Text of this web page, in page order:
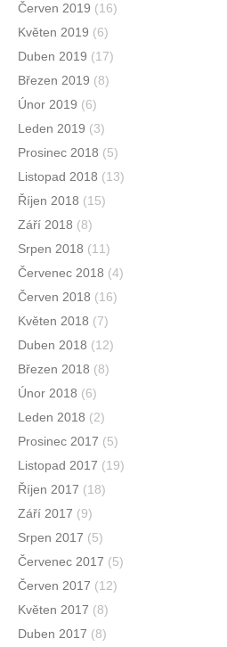
Červen 2019 (16)
Květen 2019 (6)
Duben 2019 (17)
Březen 2019 (8)
Únor 2019 (6)
Leden 2019 (3)
Prosinec 2018 (5)
Listopad 2018 (13)
Říjen 2018 (15)
Září 2018 (8)
Srpen 2018 (11)
Červenec 2018 (4)
Červen 2018 (16)
Květen 2018 (7)
Duben 2018 (12)
Březen 2018 (8)
Únor 2018 (6)
Leden 2018 (2)
Prosinec 2017 (5)
Listopad 2017 (19)
Říjen 2017 (18)
Září 2017 (9)
Srpen 2017 (5)
Červenec 2017 (5)
Červen 2017 (12)
Květen 2017 (8)
Duben 2017 (8)